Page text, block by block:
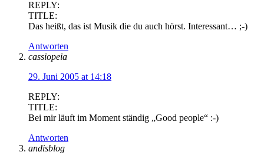
REPLY:
TITLE:
Das heißt, das ist Musik die du auch hörst. Interessant… ;-)
Antworten
cassiopeia
29. Juni 2005 at 14:18
REPLY:
TITLE:
Bei mir läuft im Moment ständig „Good people“ :-)
Antworten
andisblog